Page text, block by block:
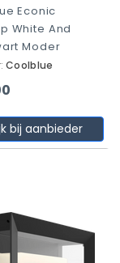
Econic
White And
Moder
Coolblue
bij aanbieder